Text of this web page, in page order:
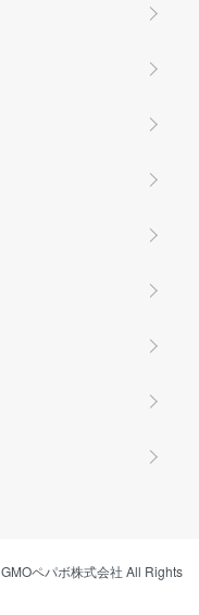
GMOペパボ株式会社 All Rights